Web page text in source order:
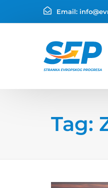
Email:
Tag: